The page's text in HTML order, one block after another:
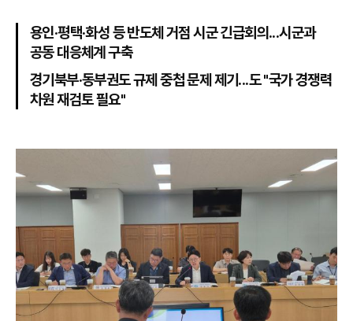
용인·평택·화성 등 반도체 거점 시군 긴급회의...시군과
공동 대응체계 구축
경기북부·동부권도 규제 중첩 문제 제기...도 "국가 경쟁력
차원 재검토 필요"